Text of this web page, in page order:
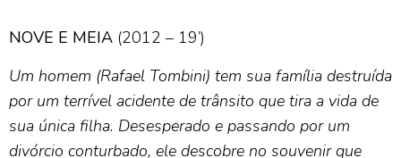
NOVE E MEIA (2012 – 19’)
Um homem (Rafael Tombini) tem sua família destruída
por um terrível acidente de trânsito que tira a vida de
sua única filha. Desesperado e passando por um
divórcio conturbado, ele descobre no souvenir que